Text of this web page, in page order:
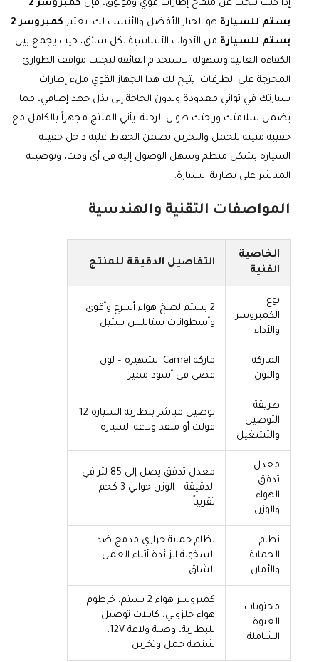
إذا كنت تبحث عن منفاخ إطارات قوي وموثوق، فإن
كمبروسر 2
بستم للسيارة هو الخيار الأفضل والأنسب لك. يعتبر
كمبروسر 2
بستم للسيارة من الأدوات الأساسية لكل سائق، حيث يجمع بين
الكفاءة العالية وسهولة الاستخدام الفائقة لتجنب مواقف الطوارئ
المحرجة على الطرقات. يتيح لك هذا الجهاز القوي ملء إطارات
سيارتك في ثواني معدودة وبدون الحاجة إلى بذل جهد إضافي، مما
يضمن سلامتك وراحتك طوال الرحلة. يأتي المنتج مجهزاً بالكامل مع
حقيبة متينة للحمل والتخزين تضمن الحفاظ عليه داخل حقيبة
السيارة بشكل منظم وسهل الوصول إليه في أي وقت، وتوصيله
المباشر على بطارية السيارة.
المواصفات التقنية والهندسية
الخاصية
الفنية
التفاصيل الدقيقة للمنتج
نوع
الكمبروسر
والأداء
2 بستم لضخ هواء أسرع وأقوى
وأسطوانات ستانلس ستيل
الماركة
واللون
ماركة Camel الشهيرة – لون
فضي في أسود مميز
طريقة
التوصيل
والتشغيل
توصيل مباشر ببطارية السيارة 12
فولت أو منفذ ولاعة السيارة
معدل
تدفق
الهواء
والوزن
معدل تدفق يصل إلى 85 لتر في
الدقيقة – الوزن حوالي 3 كجم
تقريباً
نظام
الحماية
والأمان
نظام حماية حراري مدمج ضد
السخونة الزائدة أثناء العمل
الشاق
محتويات
العبوة
الشاملة
كمبروسر هواء 2 بستم، خرطوم
هواء حلزوني، كابلات توصيل
للبطارية، وصلة ولاعة 12V،
شنطة حمل وتخزين